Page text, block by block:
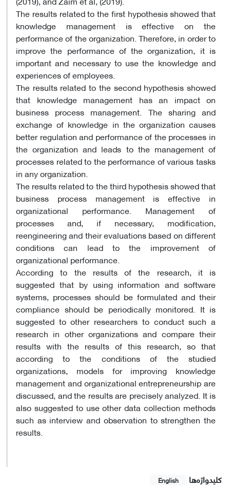
The results related to the first hypothesis showed that
knowledge management is effective on the
performance of the organization. Therefore, in order to
improve the performance of the organization, it is
important and necessary to use the knowledge and
experiences of employees.
The results related to the second hypothesis showed
that knowledge management has an impact on
business process management. The sharing and
exchange of knowledge in the organization causes
better regulation and performance of the processes in
the organization and leads to the management of
processes related to the performance of various tasks
in any organization.
The results related to the third hypothesis showed that
business process management is effective in
organizational performance. Management of
processes and, if necessary, modification,
reengineering and their evaluations based on different
conditions can lead to the improvement of
organizational performance.
According to the results of the research, it is
suggested that by using information and software
systems, processes should be formulated and their
compliance should be periodically monitored. It is
suggested to other researchers to conduct such a
research in other organizations and compare their
results with the results of this research, so that
according to the conditions of the studied
organizations, models for improving knowledge
management and organizational entrepreneurship are
discussed, and the results are precisely analyzed. It is
also suggested to use other data collection methods
such as interview and observation to strengthen the
results.
کلیدواژه‌ها English